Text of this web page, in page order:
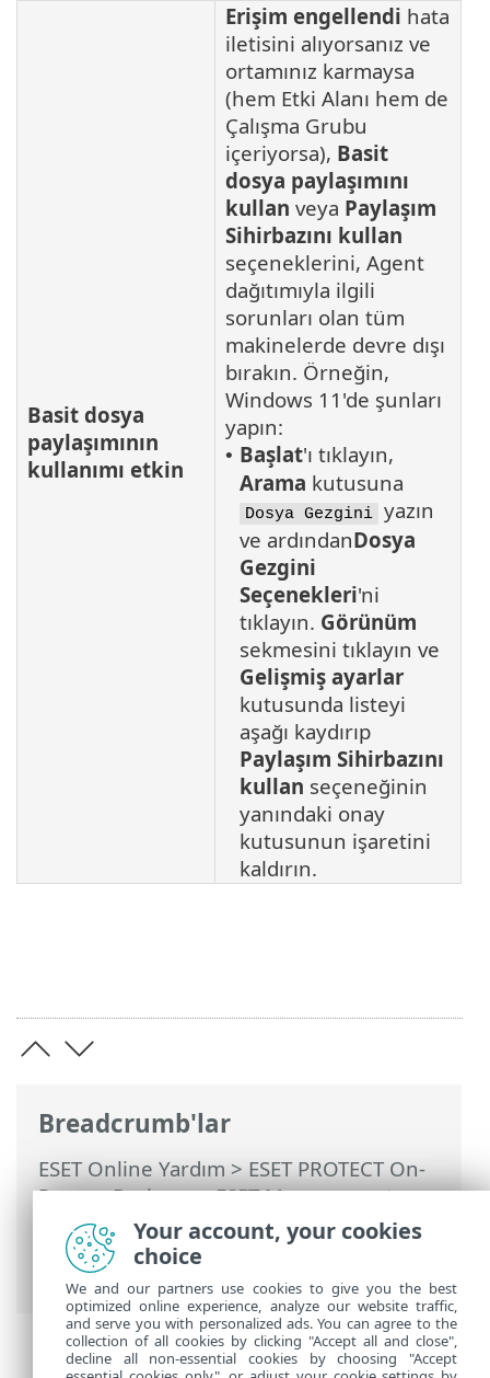
Breadcrumb'lar
ESET Online Yardım > ESET PROTECT On-
Prem>Başlayın>ESET Management
Agent Dağıtımı >Uzaktan dağıtım>ESET
Remote Deployment Tool > ESET Remote
Deployment Tool - sorun giderme
Basit dosya
paylaşımının
kullanımı etkin
Erişim engellendi hata
iletisini alıyorsanız ve
ortamınız karmaysa
(hem Etki Alanı hem de
Çalışma Grubu
içeriyorsa), Basit
dosya paylaşımını
kullan veya Paylaşım
Sihirbazını kullan
seçeneklerini, Agent
dağıtımıyla ilgili
sorunları olan tüm
makinelerde devre dışı
bırakın. Örneğin,
Windows 11'de şunları
yapın:
• Başlat'ı tıklayın,
Arama kutusuna
Dosya Gezgini
yazın
ve ardındanDosya
Gezgini
Seçenekleri'ni
tıklayın. Görünüm
sekmesini tıklayın ve
Gelişmiş ayarlar
kutusunda listeyi
aşağı kaydırıp
Paylaşım Sihirbazını
kullan seçeneğinin
yanındaki onay
kutusunun işaretini
kaldırın.
Your account, your cookies
choice
We and our partners use cookies to give you the best
optimized online experience, analyze our website traffic,
and serve you with personalized ads. You can agree to the
collection of all cookies by clicking "Accept all and close",
decline all non-essential cookies by choosing "Accept